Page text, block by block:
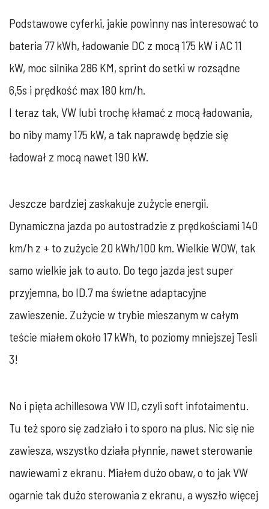
Podstawowe cyferki, jakie powinny nas interesować to
bateria 77 kWh, ładowanie DC z mocą 175 kW i AC 11
kW, moc silnika 286 KM, sprint do setki w rozsądne
6,5s i prędkość max 180 km/h.
I teraz tak, VW lubi trochę kłamać z mocą ładowania,
bo niby mamy 175 kW, a tak naprawdę będzie się
ładował z mocą nawet 190 kW.
Jeszcze bardziej zaskakuje zużycie energii.
Dynamiczna jazda po autostradzie z prędkościami 140
km/h z + to zużycie 20 kWh/100 km. Wielkie WOW, tak
samo wielkie jak to auto. Do tego jazda jest super
przyjemna, bo ID.7 ma świetne adaptacyjne
zawieszenie. Zużycie w trybie mieszanym w całym
teście miałem około 17 kWh, to poziomy mniejszej Tesli
3!
No i pięta achillesowa VW ID, czyli soft infotaimentu.
Tu też sporo się zadziało i to sporo na plus. Nic się nie
zawiesza, wszystko działa płynnie, nawet sterowanie
nawiewami z ekranu. Miałem dużo obaw, o to jak VW
ogarnie tak dużo sterowania z ekranu, a wyszło więcej